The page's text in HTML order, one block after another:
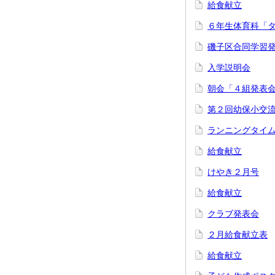
給食献立
６年生体育科「
磯子区合同学習
入学説明会
朝会「４組発表会
第２回幼保小交
ランニングタイ
給食献立
けやき２月号
給食献立
クラブ発表会
２月給食献立表
給食献立